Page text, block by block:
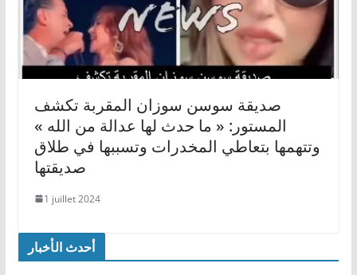
صديقة سوسن سوزان المقربة تكشف
المستور: « ما حدث لها عدالة من الله »
وتتهمها بتعاطي المخدرات وتسببها في طلاق
صديقتها
1 juillet 2024
أحدث الأخبار